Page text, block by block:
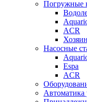
Погружные
ACR
Хозяин
Насосные
Espa
ACR
Автоматика